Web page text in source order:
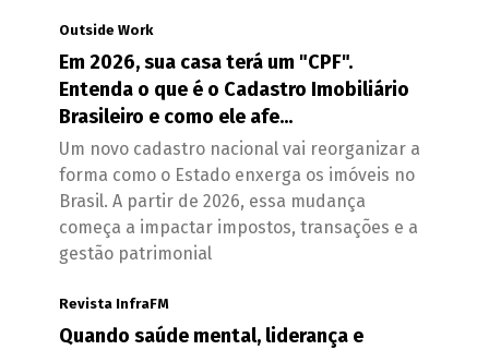
Outside Work
Em 2026, sua casa terá um "CPF".
Entenda o que é o Cadastro Imobiliário
Brasileiro e como ele afe...
Um novo cadastro nacional vai reorganizar a
forma como o Estado enxerga os imóveis no
Brasil. A partir de 2026, essa mudança
começa a impactar impostos, transações e a
gestão patrimonial
Revista InfraFM
Quando saúde mental, liderança e